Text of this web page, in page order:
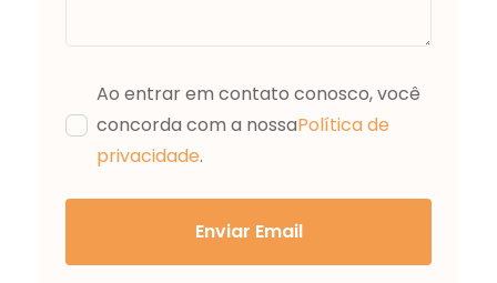
Ao entrar em contato conosco, você
concorda com a nossaPolítica de
privacidade.
Enviar Email